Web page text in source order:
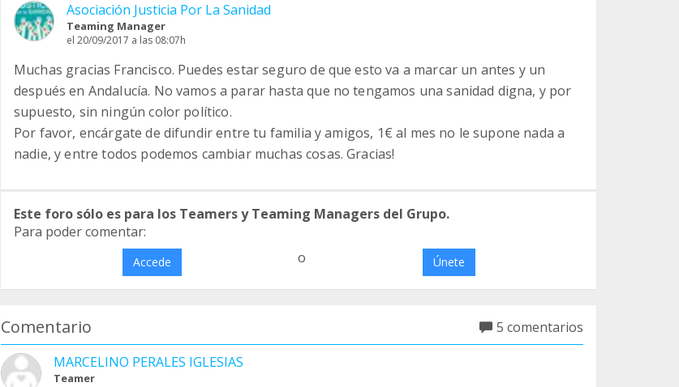
Asociación Justicia Por La Sanidad
Teaming Manager
el 20/09/2017 a las 08:07h
Muchas gracias Francisco. Puedes estar seguro de que esto va a marcar un antes y un
después en Andalucía. No vamos a parar hasta que no tengamos una sanidad digna, y por
supuesto, sin ningún color político.
Por favor, encárgate de difundir entre tu familia y amigos, 1€ al mes no le supone nada a
nadie, y entre todos podemos cambiar muchas cosas. Gracias!
Este foro sólo es para los Teamers y Teaming Managers del Grupo.
Para poder comentar:
Accede o Únete
Comentario
5 comentarios
MARCELINO PERALES IGLESIAS
Teamer